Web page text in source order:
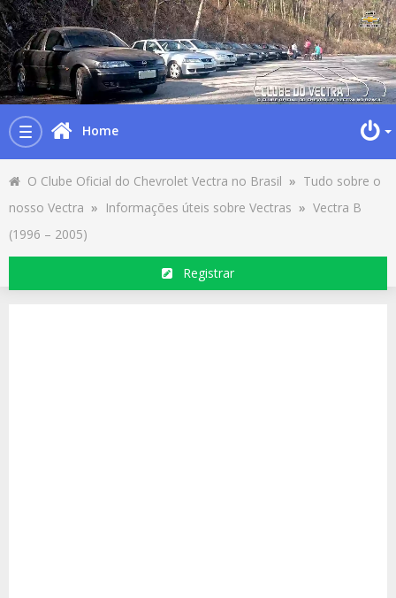
Toggle
navigation
Home
O Clube Oficial do Chevrolet Vectra no Brasil » Tudo sobre o
nosso Vectra » Informações úteis sobre Vectras » Vectra B
(1996 – 2005)
Registrar